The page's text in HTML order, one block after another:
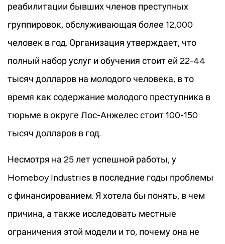
реабилитации бывших членов преступных
группировок, обслуживающая более 12,000
человек в год. Организация утверждает, что
полный набор услуг и обучения стоит ей 22-44
тысяч долларов на молодого человека, в то
время как содержание молодого преступника в
тюрьме в округе Лос-Анжелес стоит 100-150
тысяч долларов в год.
Несмотря на 25 лет успешной работы, у
Homeboy Industries в последние годы проблемы
с финансированием. Я хотела бы понять, в чем
причина, а также исследовать местные
ограничения этой модели и то, почему она не